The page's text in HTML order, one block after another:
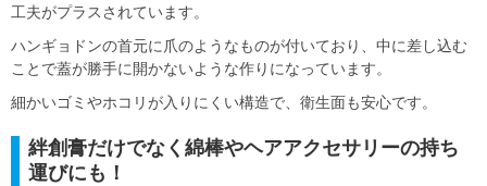
工夫がプラスされています。
ハンギョドンの首元に爪のようなものが付いており、中に差し込む
ことで蓋が勝手に開かないような作りになっています。
細かいゴミやホコリが入りにくい構造で、衛生面も安心です。
絆創膏だけでなく綿棒やヘアアクセサリーの持ち
運びにも！